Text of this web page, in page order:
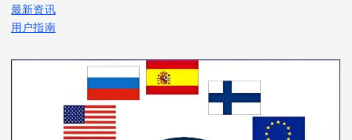
最新资讯
用户指南